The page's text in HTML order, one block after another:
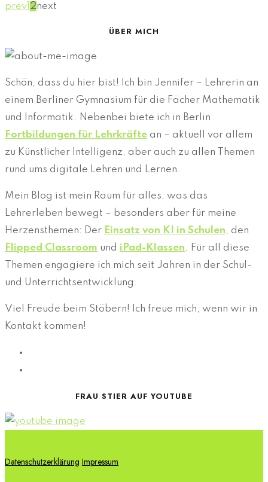
prev 2next
ÜBER MICH
Schön, dass du hier bist! Ich bin Jennifer – Lehrerin an
einem Berliner Gymnasium für die Fächer Mathematik
und Informatik. Nebenbei biete ich in Berlin
Fortbildungen für Lehrkräfte an – aktuell vor allem
zu Künstlicher Intelligenz, aber auch zu allen Themen
rund ums digitale Lehren und Lernen.
Mein Blog ist mein Raum für alles, was das
Lehrerleben bewegt – besonders aber für meine
Herzensthemen: Der Einsatz von KI in Schulen, den
Flipped Classroom und iPad-Klassen. Für all diese
Themen engagiere ich mich seit Jahren in der Schul-
und Unterrichtsentwicklung.
Viel Freude beim Stöbern! Ich freue mich, wenn wir in
Kontakt kommen!
FRAU STIER AUF YOUTUBE
Datenschutzerklärung Impressum